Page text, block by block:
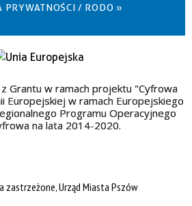
PRYWATNOŚCI / RODO »
Grantu w ramach projektu "Cyfrowa
Europejskiej w ramach Europejskiego
Programu Operacyjnego
na lata 2014-2020.
zastrzeżone, Urząd Miasta Pszów